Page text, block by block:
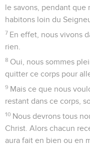
le savons, pendant que
habitons loin du
7 En effet, nous vivons
rien.
8 Oui, nous sommes
quitter ce corps pour
9 Mais ce que nous
restant dans ce corps,
10 Nous devrons tous
Christ. Alors chacun
aura fait en bien ou en